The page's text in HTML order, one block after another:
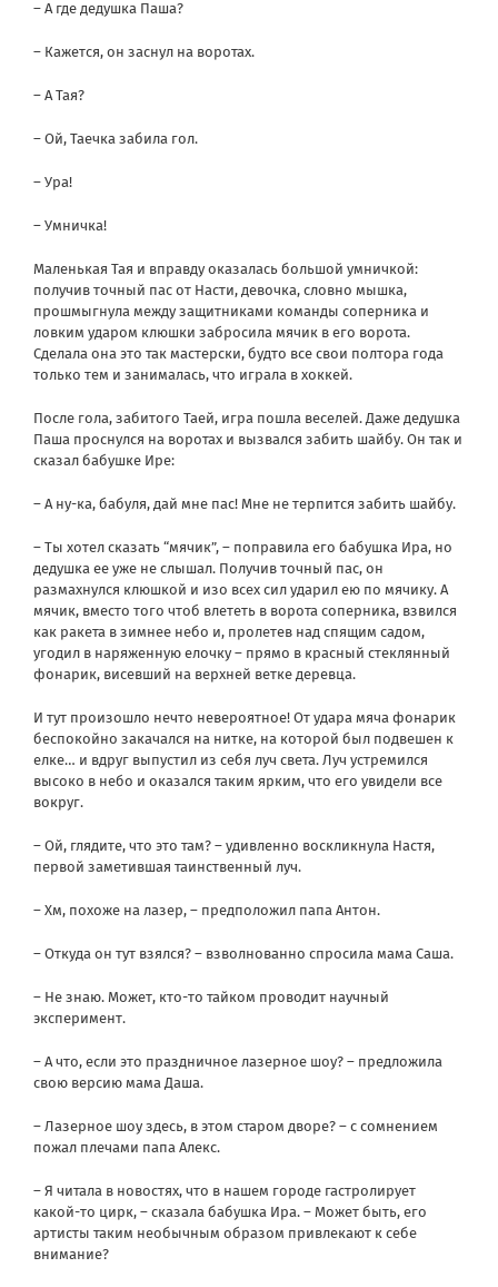
– А где дедушка Паша?
– Кажется, он заснул на воротах.
– А Тая?
– Ой, Таечка забила гол.
– Ура!
– Умничка!
Маленькая Тая и вправду оказалась большой умничкой:
получив точный пас от Насти, девочка, словно мышка,
прошмыгнула между защитниками команды соперника и
ловким ударом клюшки забросила мячик в его ворота.
Сделала она это так мастерски, будто все свои полтора года
только тем и занималась, что играла в хоккей.
После гола, забитого Таей, игра пошла веселей. Даже дедушка
Паша проснулся на воротах и вызвался забить шайбу. Он так и
сказал бабушке Ире:
– А ну-ка, бабуля, дай мне пас! Мне не терпится забить шайбу.
– Ты хотел сказать “мячик”, – поправила его бабушка Ира, но
дедушка ее уже не слышал. Получив точный пас, он
размахнулся клюшкой и изо всех сил ударил ею по мячику. А
мячик, вместо того чтоб влететь в ворота соперника, взвился
как ракета в зимнее небо и, пролетев над спящим садом,
угодил в наряженную елочку – прямо в красный стеклянный
фонарик, висевший на верхней ветке деревца.
И тут произошло нечто невероятное! От удара мяча фонарик
беспокойно закачался на нитке, на которой был подвешен к
елке… и вдруг выпустил из себя луч света. Луч устремился
высоко в небо и оказался таким ярким, что его увидели все
вокруг.
– Ой, глядите, что это там? – удивленно воскликнула Настя,
первой заметившая таинственный луч.
– Хм, похоже на лазер, – предположил папа Антон.
– Откуда он тут взялся? – взволнованно спросила мама Саша.
– Не знаю. Может, кто-то тайком проводит научный
эксперимент.
– А что, если это праздничное лазерное шоу? – предложила
свою версию мама Даша.
– Лазерное шоу здесь, в этом старом дворе? – с сомнением
пожал плечами папа Алекс.
– Я читала в новостях, что в нашем городе гастролирует
какой-то цирк, – сказала бабушка Ира. – Может быть, его
артисты таким необычным образом привлекают к себе
внимание?